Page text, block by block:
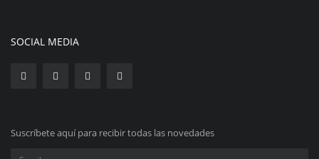
SOCIAL MEDIA
Suscríbete aquí para recibir todas las novedades